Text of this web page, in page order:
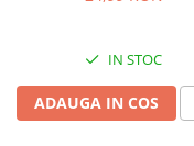
IN STOC
ADAUGA IN COS